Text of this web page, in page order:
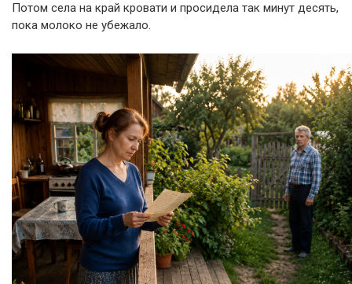
Потом села на край кровати и просидела так минут десять,
пока молоко не убежало.